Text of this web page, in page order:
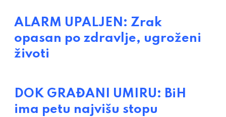
ALARM UPALJEN: Zrak
opasan po zdravlje, ugroženi
životi
DOK GRAĐANI UMIRU: BiH
ima petu najvišu stopu